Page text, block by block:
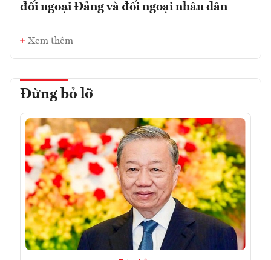
đối ngoại Đảng và đối ngoại nhân dân
Xem thêm
Đừng bỏ lỡ